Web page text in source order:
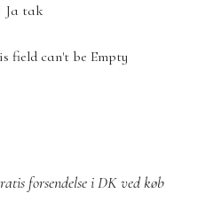
Ja tak
field can't be Empty
forsendelse i DK ved køb